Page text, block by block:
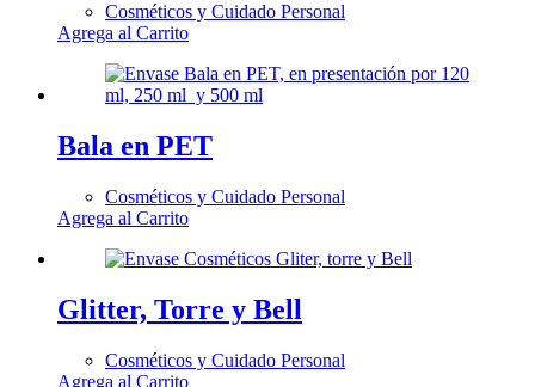
Cosméticos y Cuidado Personal
Agrega al Carrito
Bala en PET
Cosméticos y Cuidado Personal
Agrega al Carrito
Glitter, Torre y Bell
Cosméticos y Cuidado Personal
Agrega al Carrito